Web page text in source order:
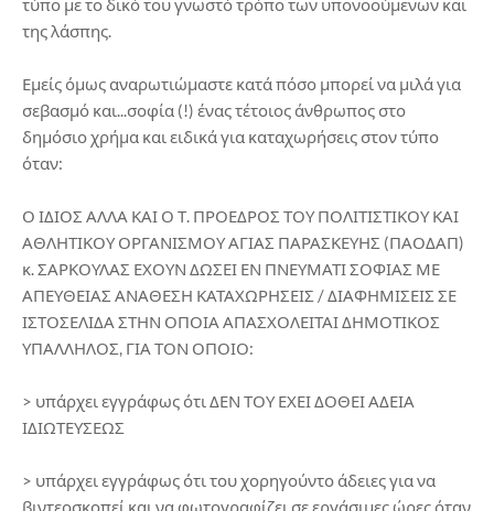
τύπο με το δικό του γνωστό τρόπο των υπονοούμενων και
της λάσπης.
Εμείς όμως αναρωτιώμαστε κατά πόσο μπορεί να μιλά για
σεβασμό και...σοφία (!) ένας τέτοιος άνθρωπος στο
δημόσιο χρήμα και ειδικά για καταχωρήσεις στον τύπο
όταν:
Ο ΙΔΙΟΣ ΑΛΛΑ ΚΑΙ Ο Τ. ΠΡΟΕΔΡΟΣ ΤΟΥ ΠΟΛΙΤΙΣΤΙΚΟΥ ΚΑΙ
ΑΘΛΗΤΙΚΟΥ ΟΡΓΑΝΙΣΜΟΥ ΑΓΙΑΣ ΠΑΡΑΣΚΕΥΗΣ (ΠΑΟΔΑΠ)
κ. ΣΑΡΚΟΥΛΑΣ ΕΧΟΥΝ ΔΩΣΕΙ ΕΝ ΠΝΕΥΜΑΤΙ ΣΟΦΙΑΣ ΜΕ
ΑΠΕΥΘΕΙΑΣ ΑΝΑΘΕΣΗ ΚΑΤΑΧΩΡΗΣΕΙΣ / ΔΙΑΦΗΜΙΣΕΙΣ ΣΕ
ΙΣΤΟΣΕΛΙΔΑ ΣΤΗΝ ΟΠΟΙΑ ΑΠΑΣΧΟΛΕΙΤΑΙ ΔΗΜΟΤΙΚΟΣ
ΥΠΑΛΛΗΛΟΣ, ΓΙΑ ΤΟΝ ΟΠΟΙΟ:
> υπάρχει εγγράφως ότι ΔΕΝ ΤΟΥ ΕΧΕΙ ΔΟΘΕΙ ΑΔΕΙΑ
ΙΔΙΩΤΕΥΣΕΩΣ
> υπάρχει εγγράφως ότι του χορηγούντο άδειες για να
βιντεοσκοπεί και να φωτογραφίζει σε εργάσιμες ώρες όταν